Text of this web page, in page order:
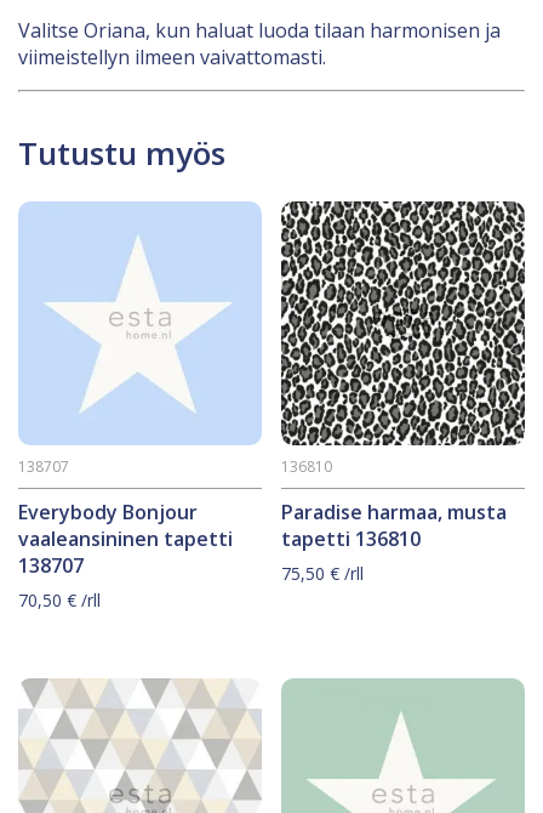
Valitse Oriana, kun haluat luoda tilaan harmonisen ja
viimeistellyn ilmeen vaivattomasti.
Tutustu myös
Everybody Bonjour
vaaleansininen tapetti
138707
138707
70,50 € /rll
Paradise harmaa, musta
tapetti 136810
136810
75,50€ /rll